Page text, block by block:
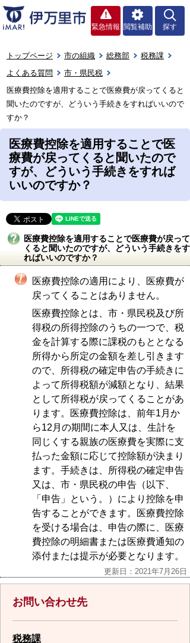
緊急情報 閲覧補助 探す
トップページ 市の組織 総務部
税務課
よくある質問
市・県民税
医療費控除を適用することで医療費が戻ってくると
聞いたのですが、どういう手続きをすればいいので
すか？
医療費控除を適用することで医
療費が戻ってくると聞いたので
すが、どういう手続きをすれば
いいのですか？
医療費控除を適用することで医療費が戻って
くると聞いたのですが、どういう手続きをす
ればいいのですか？
医療費控除の適用により、医療費が
戻ってくることはありません。
医療費控除とは、市・県民税及び所
得税の所得控除のうちの一つで、税
金を計算する際に課税のもととなる
所得から所定の金額を差し引きます
ので、所得税の確定申告の手続きに
よって所得税額が減額となり、結果
として所得税が戻ってくることがあ
ります。医療費控除は、前年1月か
ら12月の期間に本人又は、生計を
同じくする親族の医療費を実際に支
払った金額に応じて控除額が決まり
ます。手続きは、所得税の確定申告
又は、市・県民税の申告（以下、
「申告」という。）により控除を申
告することができます。医療費控除
を受ける場合は、申告の際に、医療
費控除の明細書または医療費通知の
添付または提示が必要となります。
更新日：2021年7月26日
お問い合わせ先
税務課